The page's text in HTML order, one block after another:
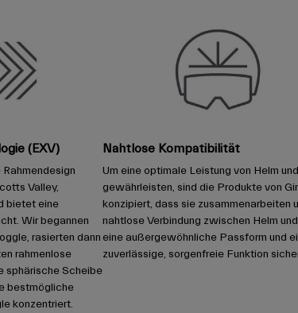
(EXV)
Valley,
bietet eine
Wir begannen
rasierten dann
rahmenlose
sphärische Scheibe
bestmögliche
konzentriert.
Nahtlose Kompatibilität
Um eine optimale Leistung von Helm
gewährleisten, sind die Produkte von
konzipiert, dass sie zusammenarbeiten
nahtlose Verbindung zwischen Helm
eine außergewöhnliche Passform und
zuverlässige, sorgenfreie Funktion